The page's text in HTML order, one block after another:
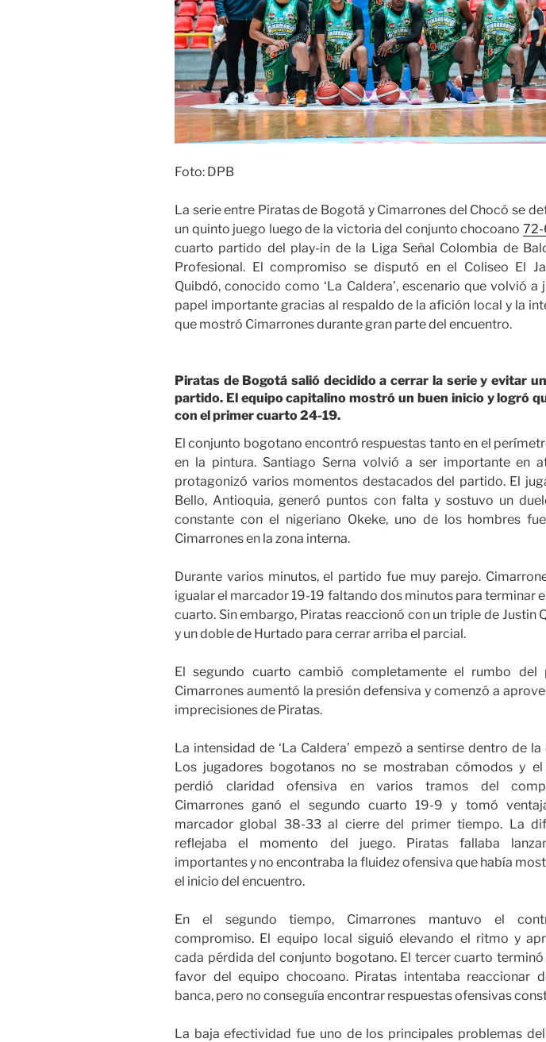
Foto: DPB
La serie entre Piratas de Bogotá y Cimarrones del Chocó se
un quinto juego luego de la victoria del conjunto chocoano
cuarto partido del play-in de la Liga Señal Colombia de
Profesional. El compromiso se disputó en el Coliseo El
Quibdó, conocido como ‘La Caldera’, escenario que volvió a
papel importante gracias al respaldo de la afición local y la
que mostró Cimarrones durante gran parte del encuentro.
Piratas de Bogotá salió decidido a cerrar la serie y evitar
partido. El equipo capitalino mostró un buen inicio y logró
con el primer cuarto 24-19.
El conjunto bogotano encontró respuestas tanto en el
en la pintura. Santiago Serna volvió a ser importante en
protagonizó varios momentos destacados del partido. El
Bello, Antioquia, generó puntos con falta y sostuvo un
constante con el nigeriano Okeke, uno de los hombres
Cimarrones en la zona interna.
Durante varios minutos, el partido fue muy parejo.
igualar el marcador 19-19 faltando dos minutos para terminar
cuarto. Sin embargo, Piratas reaccionó con un triple de Justin
y un doble de Hurtado para cerrar arriba el parcial.
El segundo cuarto cambió completamente el rumbo del
Cimarrones aumentó la presión defensiva y comenzó a
imprecisiones de Piratas.
La intensidad de ‘La Caldera’ empezó a sentirse dentro de la
Los jugadores bogotanos no se mostraban cómodos y el
perdió claridad ofensiva en varios tramos del
Cimarrones ganó el segundo cuarto 19-9 y tomó
marcador global 38-33 al cierre del primer tiempo. La
reflejaba el momento del juego. Piratas fallaba
importantes y no encontraba la fluidez ofensiva que había
el inicio del encuentro.
En el segundo tiempo, Cimarrones mantuvo el
compromiso. El equipo local siguió elevando el ritmo y
cada pérdida del conjunto bogotano. El tercer cuarto terminó
favor del equipo chocoano. Piratas intentaba reaccionar
banca, pero no conseguía encontrar respuestas ofensivas
La baja efectividad fue uno de los principales problemas